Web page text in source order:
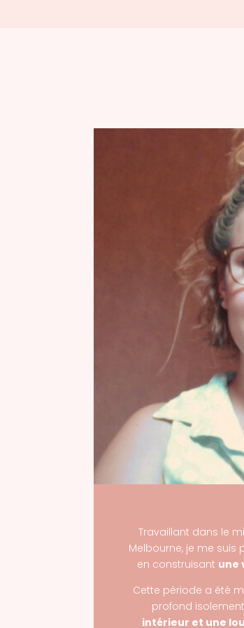
Travaillant dans le
Melbourne, je me
en construisant une
Cette période a été
profond
intérieur et une